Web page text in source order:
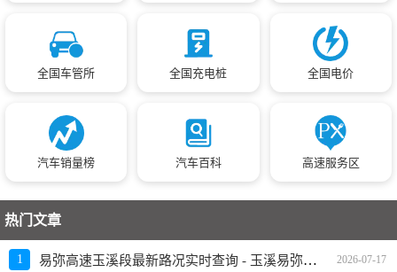
全国车管所 全国充电桩 全国电价
汽车销量榜 汽车百科 高速服务区
热门文章
1 易弥高速玉溪段最新路况实时查询 - 玉溪易弥高速最新消息 - 车流量大吗 2026-07-17